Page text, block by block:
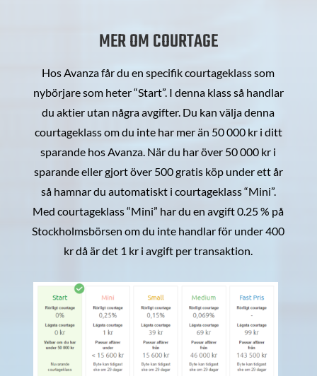
MER OM COURTAGE
Hos Avanza får du en specifik courtageklass som
nybörjare som heter “Start”. I denna klass så handlar
du aktier utan några avgifter. Du kan välja denna
courtageklass om du inte har mer än 50 000 kr i ditt
sparande hos Avanza. När du har över 50 000 kr i
sparande eller gjort över 500 gratis köp under ett år
så hamnar du automatiskt i courtageklass “Mini”.
Med courtageklass “Mini” har du en avgift 0.25 % på
Stockholmsbörsen om du inte handlar för under 400
kr då är det 1 kr i avgift per transaktion.